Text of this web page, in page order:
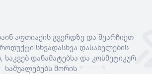
აფთიაქის გვერდზე და შეარჩიეთ
სხვადასხვა დასახელების
საკვებ დანამატებსა და კოსმეტიკურ
საშუალებებს შორის